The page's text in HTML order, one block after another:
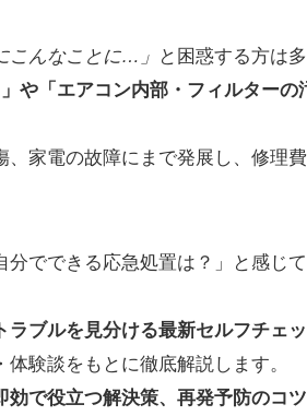
こんなことに…」 と困惑する方は
や「エアコン内部・フィルターの
家電の故障にまで発展し、修理
分でできる応急処置は？」と感じ
ラブルを見分ける最新セルフチェ
験談をもとに徹底解説します。
で役立つ解決策、再発予防のコ